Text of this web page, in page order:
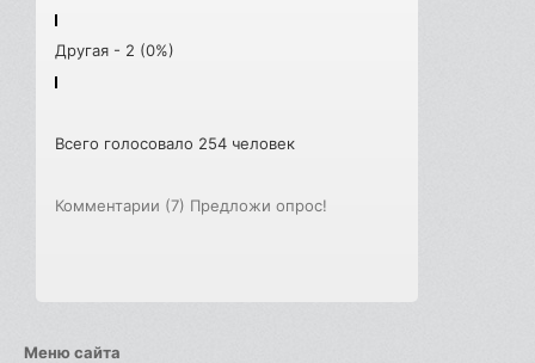
Другая - 2 (0%)
Всего голосовало 254 человек
Комментарии (7) Предложи опрос!
Меню сайта